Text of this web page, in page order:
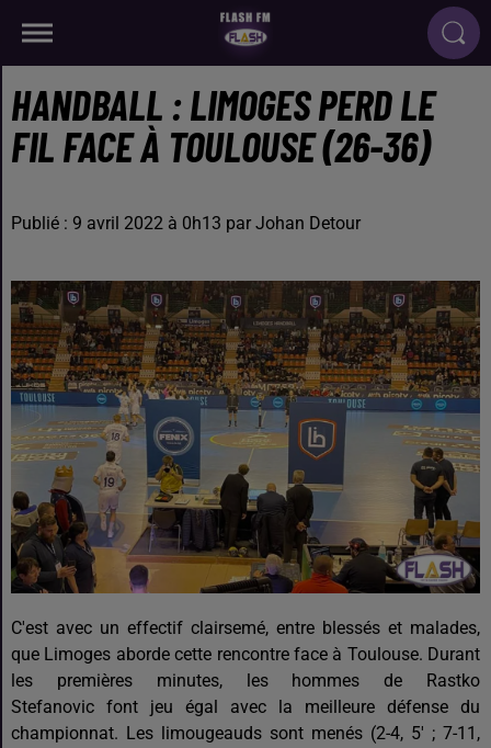
HANDBALL : LIMOGES PERD LE
FIL FACE À TOULOUSE (26-36)
Publié : 9 avril 2022 à 0h13 par Johan Detour
C'est avec un effectif clairsemé, entre blessés et malades,
que Limoges aborde cette rencontre face à Toulouse. Durant
les premières minutes, les hommes de Rastko
Stefanovic font jeu égal avec la meilleure défense du
championnat. Les limougeauds sont menés (2-4, 5' ; 7-11,